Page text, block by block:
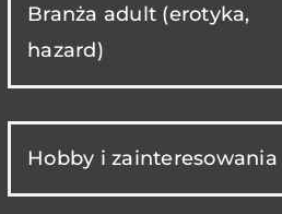
Branża adult (erotyka,
hazard)
Hobby i zainteresowania